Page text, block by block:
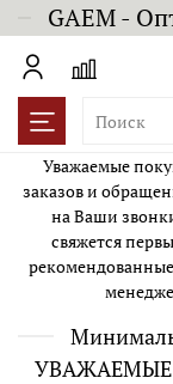
GAEM -
Уважаемые
заказов и
на Ваши
свяжется
УВАЖАЕМЫЕ